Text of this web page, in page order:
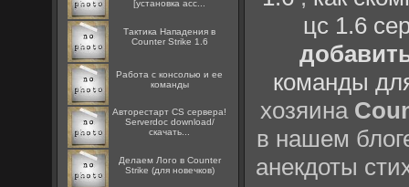
[установка acc...
Тактика Нападения в
Counter Strike 1.6
Работа с консолью и ее
команды
Авторестарт CS сервера!
Serverdoc download/
скачать...
Делаем Лого в Counter
Strike (для новечков)
цс 1.6
команды
хозяина
в нашем
анекдоты